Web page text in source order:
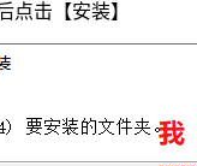
点击【安装】